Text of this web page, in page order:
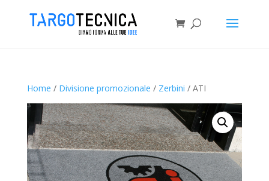
Home / Divisione promozionale / Zerbini / ATI